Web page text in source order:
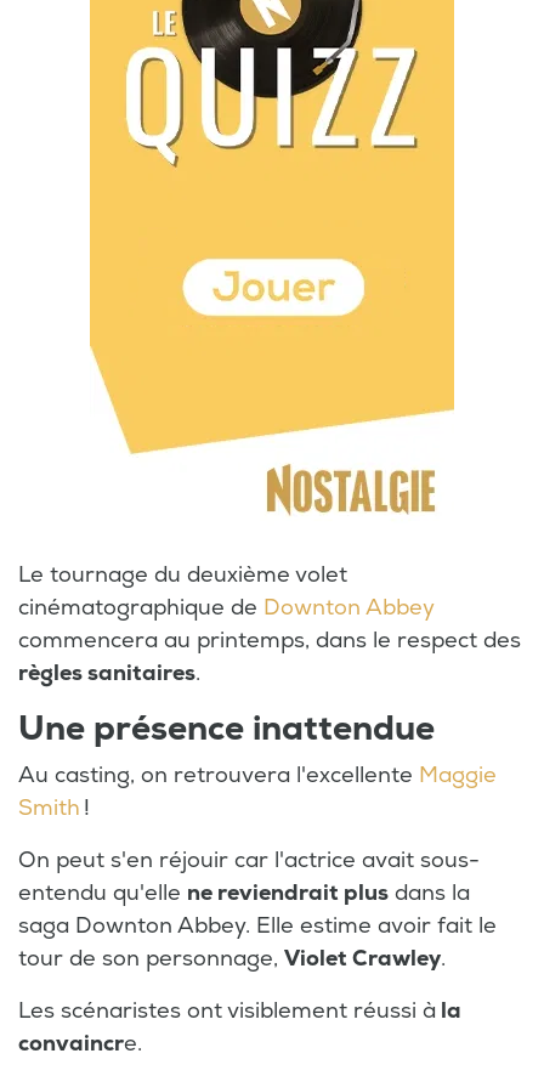
Le tournage du deuxième volet
cinématographique de Downton Abbey
commencera au printemps, dans le respect des
règles sanitaires.
Une présence inattendue
Au casting, on retrouvera l'excellente Maggie
Smith !
On peut s'en réjouir car l'actrice avait sous-
entendu qu'elle ne reviendrait plus dans la
saga Downton Abbey. Elle estime avoir fait le
tour de son personnage, Violet Crawley.
Les scénaristes ont visiblement réussi à la
convaincre.